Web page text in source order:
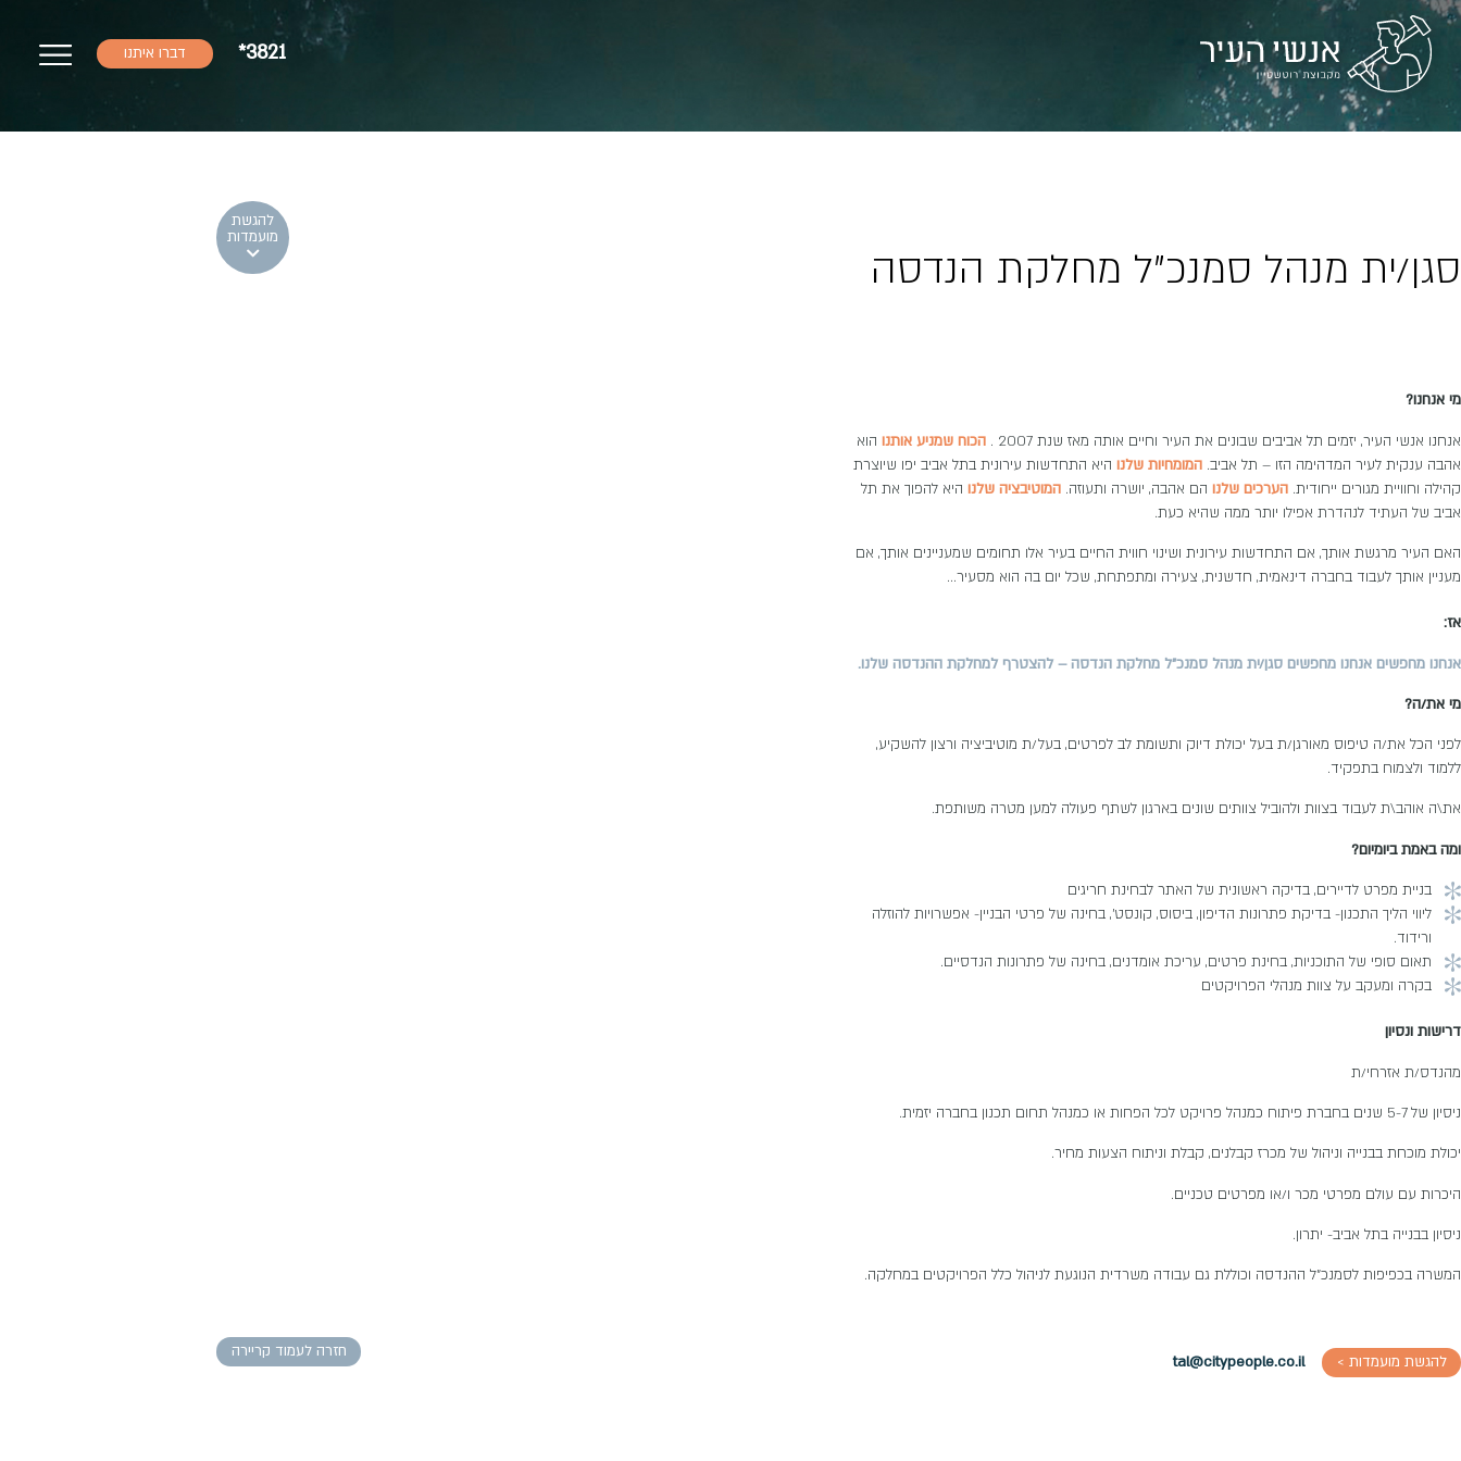
*3821 דברו איתנו
סגן/ית מנהל סמנכ"ל מחלקת הנדסה
מי אנחנו?
אנחנו אנשי העיר, יזמים תל אביבים שבונים את העיר וחיים אותה מאז שנת 2007 . הכוח שמניע אותנו הוא
אהבה ענקית לעיר המדהימה הזו – תל אביב. המומחיות שלנו היא התחדשות עירונית בתל אביב יפו שיוצרת
קהילה וחוויית מגורים ייחודית. הערכים שלנו הם אהבה, יושרה ותעוזה. המוטיבציה שלנו היא להפוך את תל
אביב של העתיד לנהדרת אפילו יותר ממה שהיא כעת.
האם העיר מרגשת אותך, אם התחדשות עירונית ושינוי חווית החיים בעיר אלו תחומים שמעניינים אותך, אם
מעניין אותך לעבוד בחברה דינאמית, חדשנית, צעירה ומתפתחת, שכל יום בה הוא מסעיר…
אז:
אנחנו מחפשים אנחנו מחפשים סגן/ית מנהל סמנכ"ל מחלקת הנדסה – להצטרף למחלקת ההנדסה שלנו.
מי את/ה?
לפני הכל את/ה טיפוס מאורגן/ת בעל יכולת דיוק ותשומת לב לפרטים, בעל/ת מוטיביציה ורצון להשקיע,
ללמוד ולצמוח בתפקיד.
את\ה אוהב\ת לעבוד בצוות ולהוביל צוותים שונים בארגון לשתף פעולה למען מטרה משותפת.
ומה באמת ביומיום?
בניית מפרט לדיירים, בדיקה ראשונית של האתר לבחינת חריגים
ליווי הליך התכנון- בדיקת פתרונות הדיפון, ביסוס, קונסט', בחינה של פרטי הבניין- אפשרויות להוזלה
ורידוד.
תאום סופי של התוכניות, בחינת פרטים, עריכת אומדנים, בחינה של פתרונות הנדסיים.
בקרה ומעקב על צוות מנהלי הפרויקטים
דרישות ונסיון
מהנדס/ת אזרחי/ת
ניסיון של 5-7 שנים בחברת פיתוח כמנהל פרויקט לכל הפחות או כמנהל תחום תכנון בחברה יזמית.
יכולת מוכחת בבנייה וניהול של מכרז קבלנים, קבלת וניתוח הצעות מחיר.
היכרות עם עולם מפרטי מכר ו/או מפרטים טכניים.
ניסיון בבנייה בתל אביב- יתרון.
המשרה בכפיפות לסמנכ"ל ההנדסה וכוללת גם עבודה משרדית הנוגעת לניהול כלל הפרויקטים במחלקה.
להגשת מועמדות > tal@citypeople.co.il
להגשת
מועמדות
חזרה לעמוד קריירה